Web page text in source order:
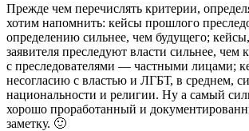
Прежде чем перечислять критерии,
хотим напомнить: кейсы прошлого
определению сильнее, чем будущего;
заявителя преследуют власти сильнее, чем
с преследователями — частными лицами;
несогласию с властью и ЛГБТ, в среднем,
национальности и религии. Ну а самый
хорошо проработанный и
заметку. 🙂